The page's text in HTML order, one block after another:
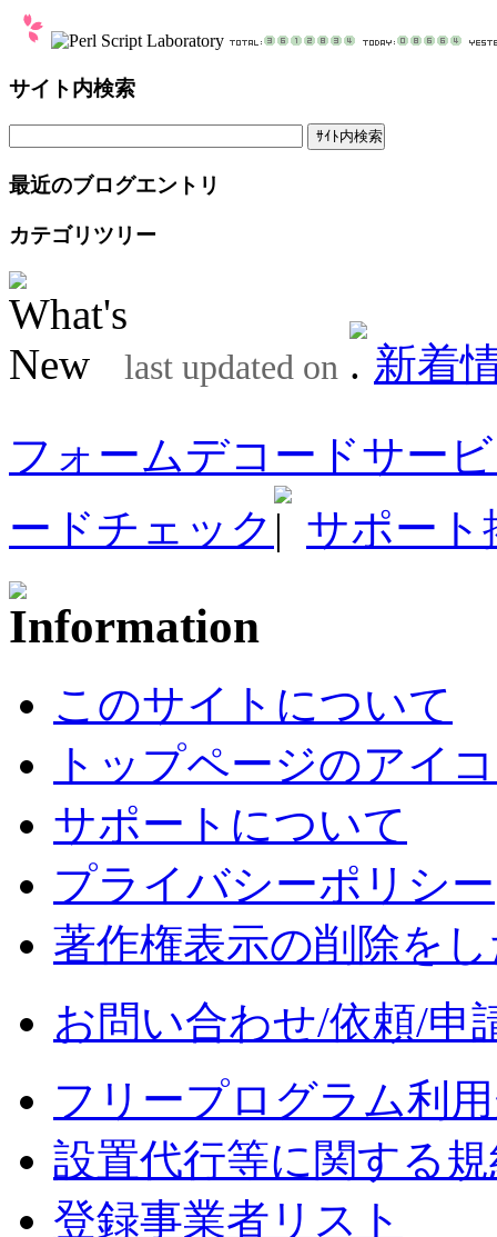
サイト内検索
最近のブログエントリ
カテゴリツリー
last updated on
新着
フォームデコードサー
ードチェック
サポート
このサイトについて
トップページのアイ
サポートについて
プライバシーポリシー
著作権表示の削除を
お問い合わせ/依頼/申
フリープログラム利
設置代行等に関する
登録事業者リスト